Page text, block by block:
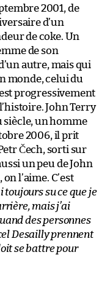
2001, de
d’un
de coke. Un
de son
autre, mais qui
monde, celui du
est progressivement
John Terry
siècle, un homme
2006, il prit
Čech, sorti sur
un peu de John
l’aime. C’est
toujours su ce que je
mais j’ai
des personnes
Desailly prennent
se battre pour